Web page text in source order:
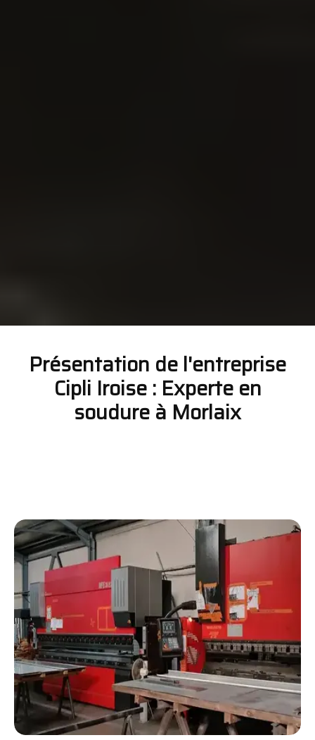
Présentation de l'entreprise
Cipli Iroise : Experte en
soudure à Morlaix